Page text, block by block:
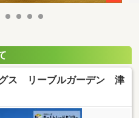
グス リーブルガーデン 津